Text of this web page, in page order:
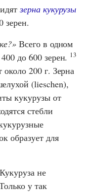
зерна кукурузы
зерен.
Всего в одном
до 600 зерен. 13
около 200 г. Зерна
(lieschen),
кукурузы от
стебли
образует для
не
у так